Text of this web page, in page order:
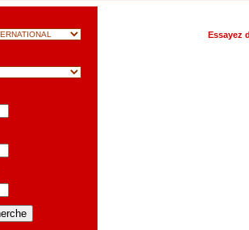
Essayez